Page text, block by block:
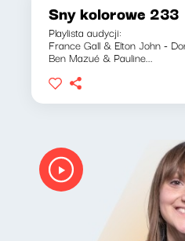
Sny kolorowe 233
Playlista audycji:
France Gall & Elton John -
Ben Mazué & Pauline...